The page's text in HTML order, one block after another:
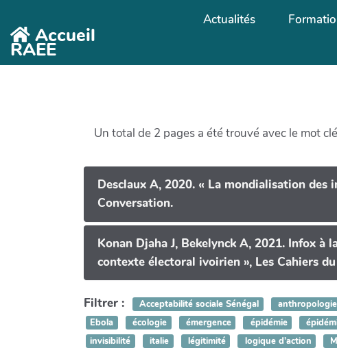
Accueil
RAEE
Actualités
Un total de 2 pages a été trouvé avec le mot clé
Desclaux A, 2020. « La mondialisation des
Conversation.
Konan Djaha J, Bekelynck A, 2021. Infox
contexte électoral ivoirien », Les Cahiers
Filtrer : Acceptabilité sociale Sénégal anthropologie
Ebola
écologie émergence épidémie
invisibilité
italie légitimité logique d’action